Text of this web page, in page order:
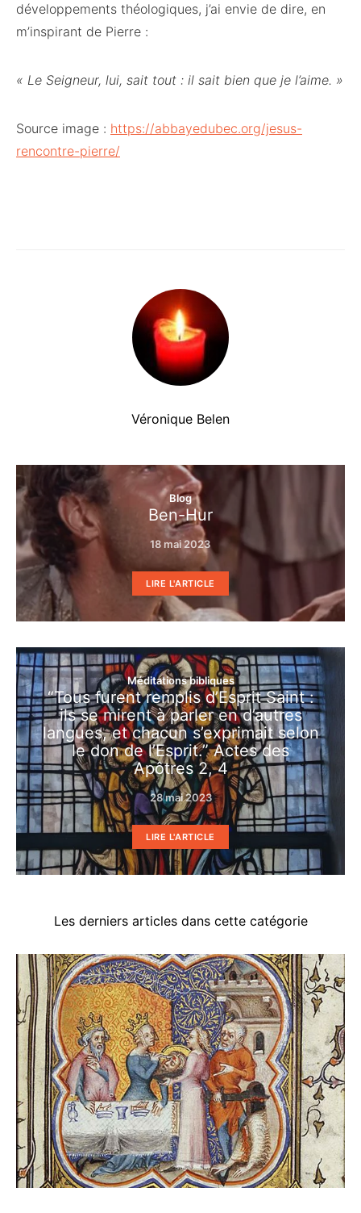
développements théologiques, j’ai envie de dire, en
m’inspirant de Pierre :
« Le Seigneur, lui, sait tout : il sait bien que je l’aime. »
Source image : https://abbayedubec.org/jesus-
rencontre-pierre/
Véronique Belen
Blog
Ben-Hur
18 mai 2023
LIRE L'ARTICLE
Méditations bibliques
“Tous furent remplis d’Esprit Saint :
ils se mirent à parler en d’autres
langues, et chacun s’exprimait selon
le don de l’Esprit.” Actes des
Apôtres 2, 4
28 mai 2023
LIRE L'ARTICLE
Les derniers articles dans cette catégorie